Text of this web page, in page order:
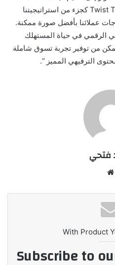
لعملائنا، ويأتي تعاوننا مع منصة Twist TV كجزء من استراتيجيتنا
عملائنا بأفضل صورة ممكنة.
الرقمي في حياة المستهلك
من توفير تجربة تسوق شاملة
الترفيهي المميز “.
فتحي
With Product
Subscribe to